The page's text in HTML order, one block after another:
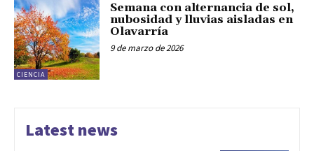
CIENCIA
Semana con alternancia de sol,
nubosidad y lluvias aisladas en
Olavarría
9 de marzo de 2026
Latest news